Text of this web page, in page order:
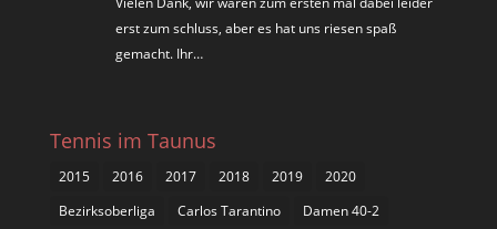
erst zum schluss, aber es hat uns riesen spaß
gemacht. Ihr…
Tennis im Taunus
2015 2016 2017 2018 2019
2020
Bezirksoberliga
Carlos Tarantino
Damen 40-2